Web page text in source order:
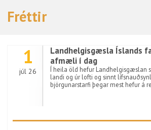
Fréttir
1
júl 26
Landhelgisgæsla Íslands
afmæli í dag
Í heila öld hefur Landhelgisgæslan
landi og úr lofti og sinnt
björgunarstarfi þegar mest hefur á